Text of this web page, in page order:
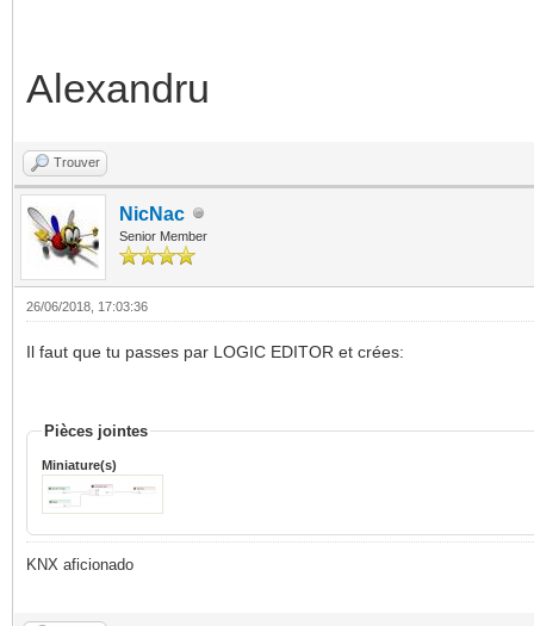
Alexandru
Trouver
NicNac
Senior Member
26/06/2018, 17:03:36
Il faut que tu passes par LOGIC EDITOR et crées:
Pièces jointes
Miniature(s)
KNX aficionado